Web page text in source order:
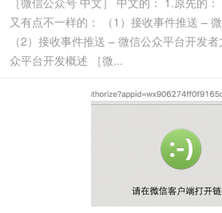
又有点不一样的： （1）接收事件推送 –
（2）接收事件推送 – 微信公众平台开发
众平台开发概述 ［微...